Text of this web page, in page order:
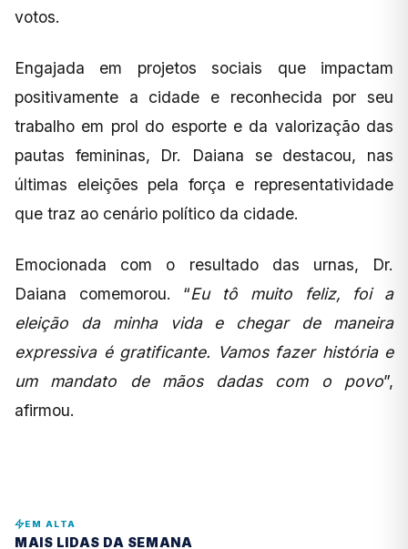
votos.
Engajada em projetos sociais que impactam
positivamente a cidade e reconhecida por seu
trabalho em prol do esporte e da valorização das
pautas femininas, Dr. Daiana se destacou, nas
últimas eleições pela força e representatividade
que traz ao cenário político da cidade.
Emocionada com o resultado das urnas, Dr.
Daiana comemorou. “Eu tô muito feliz, foi a
eleição da minha vida e chegar de maneira
expressiva é gratificante. Vamos fazer história e
um mandato de mãos dadas com o povo”,
afirmou.
EM ALTA
MAIS LIDAS DA SEMANA